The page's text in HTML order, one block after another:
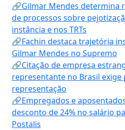
🔗Gilmar Mendes determina
de processos sobre
instância e nos TRTs
🔗Fachin destaca trajetória
Gilmar Mendes no Supremo
🔗Citação de empresa
representante no Brasil exige
representação
🔗Empregados e
desconto de 24% no salário
Postalis